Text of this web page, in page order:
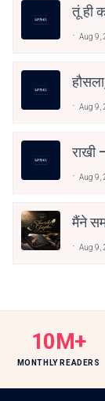
तूं ही
Aug 9,
Aug 9,
राखी
Aug 9,
मैंने
Aug 9,
10M+
MONTHLY READERS